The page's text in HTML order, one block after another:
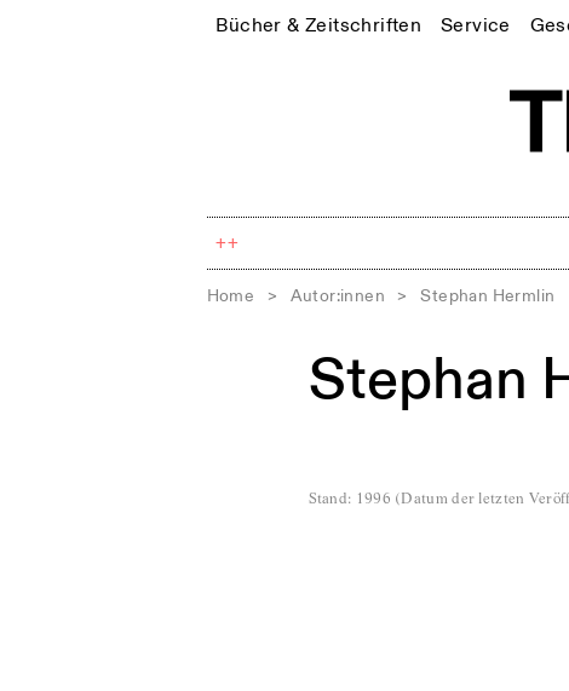
Bücher & Zeitschriften Service
++
Home > Autor:innen > Stephan Hermlin
Stephan
Stand: 1996 (Datum der letzten